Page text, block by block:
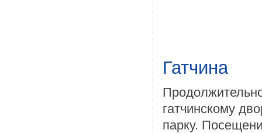
Гатчина
гатчинскому
парку.